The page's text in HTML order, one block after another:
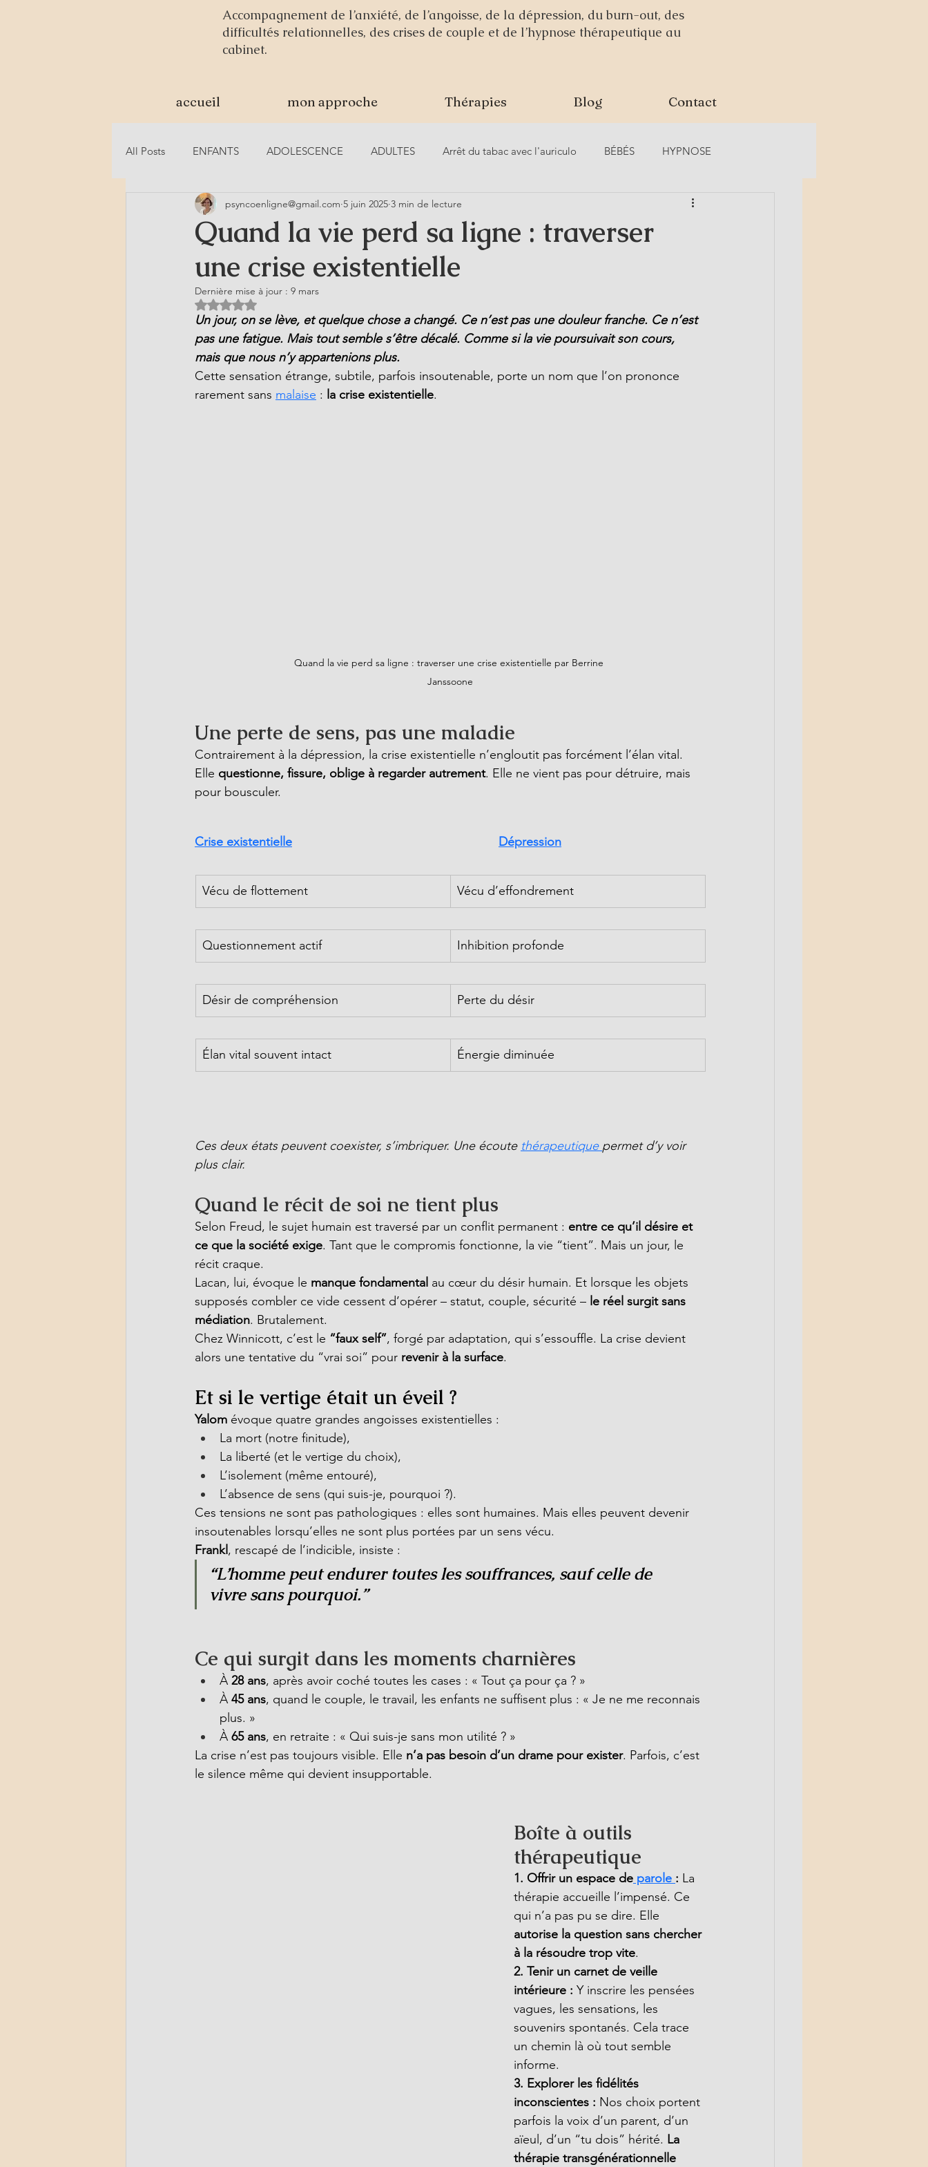
Accompagnement de l’anxiété, de l’angoisse, de la dépression, du burn-out, des
difficultés relationnelles, des crises de couple et de l’hypnose thérapeutique au
cabinet.
accueil mon approche Thérapies Blog Contact
All Posts ENFANTS ADOLESCENCE ADULTES Arrêt du tabac avec l'auriculo BÉBÉS HYPNOSE
LE COUPLE SEXOLOGIE LES MAMANS
Quand la vie perd sa ligne : traverser
une crise existentielle
psyncoenligne@gmail.com 5 juin 2025 3 min de lecture
Dernière mise à jour : 9 mars
Noté NaN étoiles sur 5.
Un jour, on se lève, et quelque chose a changé. Ce n’est pas une douleur franche. Ce n’est
pas une fatigue. Mais tout semble s’être décalé. Comme si la vie poursuivait son cours,
mais que nous n’y appartenions plus.
Cette sensation étrange, subtile, parfois insoutenable, porte un nom que l’on prononce
rarement sans malaise : la crise existentielle.
Quand la vie perd sa ligne : traverser une crise existentielle par Berrine
Janssoone
Une perte de sens, pas une maladie
Contrairement à la dépression, la crise existentielle n’engloutit pas forcément l’élan vital.
Elle questionne, fissure, oblige à regarder autrement. Elle ne vient pas pour détruire, mais
pour bousculer.
Crise existentielle Dépression
Vécu de flottement Vécu d’effondrement
Questionnement actif Inhibition profonde
Désir de compréhension Perte du désir
Élan vital souvent intact Énergie diminuée
Ces deux états peuvent coexister, s’imbriquer. Une écoute thérapeutique permet d’y voir
plus clair.
Quand le récit de soi ne tient plus
Selon Freud, le sujet humain est traversé par un conflit permanent : entre ce qu’il désire et
ce que la société exige. Tant que le compromis fonctionne, la vie “tient”. Mais un jour, le
récit craque.
Lacan, lui, évoque le manque fondamental au cœur du désir humain. Et lorsque les objets
supposés combler ce vide cessent d’opérer – statut, couple, sécurité – le réel surgit sans
médiation. Brutalement.
Chez Winnicott, c’est le “faux self”, forgé par adaptation, qui s’essouffle. La crise devient
alors une tentative du “vrai soi” pour revenir à la surface.
Et si le vertige était un éveil ?
Yalom évoque quatre grandes angoisses existentielles :
La mort (notre finitude),
La liberté (et le vertige du choix),
L’isolement (même entouré),
L’absence de sens (qui suis-je, pourquoi ?).
Ces tensions ne sont pas pathologiques : elles sont humaines. Mais elles peuvent devenir
insoutenables lorsqu’elles ne sont plus portées par un sens vécu.
Frankl, rescapé de l’indicible, insiste :
“L’homme peut endurer toutes les souffrances, sauf celle de
vivre sans pourquoi.”
Ce qui surgit dans les moments charnières
À 28 ans, après avoir coché toutes les cases : « Tout ça pour ça ? »
À 45 ans, quand le couple, le travail, les enfants ne suffisent plus : « Je ne me reconnais
plus. »
À 65 ans, en retraite : « Qui suis-je sans mon utilité ? »
La crise n’est pas toujours visible. Elle n’a pas besoin d’un drame pour exister. Parfois, c’est
le silence même qui devient insupportable.
Boîte à outils
thérapeutique
1. Offrir un espace de parole : La
thérapie accueille l’impensé. Ce
qui n’a pas pu se dire. Elle
autorise la question sans chercher
à la résoudre trop vite.
2. Tenir un carnet de veille
intérieure : Y inscrire les pensées
vagues, les sensations, les
souvenirs spontanés. Cela trace
un chemin là où tout semble
informe.
3. Explorer les fidélités
inconscientes : Nos choix portent
parfois la voix d’un parent, d’un
aïeul, d’un “tu dois” hérité. La
thérapie transgénérationnelle